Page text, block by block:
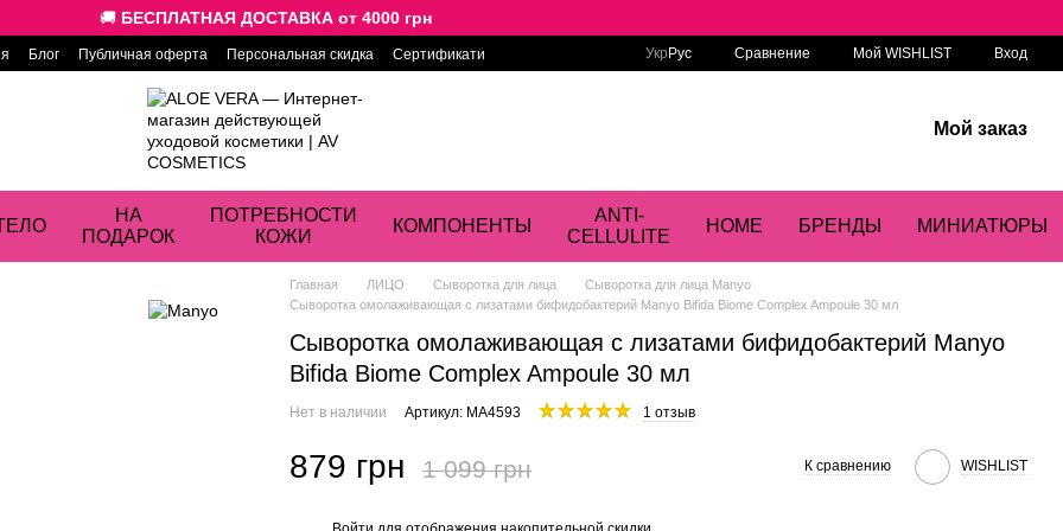
🚚 БЕСПЛАТНАЯ ДОСТАВКА от 4000 грн
Блог Публичная оферта Персональная скидка Сертификати Укр Рус Сравнение Мой WISHLIST Вход
Мой заказ
НА
ПОДАРОК
ПОТРЕБНОСТИ
КОЖИ
КОМПОНЕНТЫ
ANTI-
CELLULITE
HOME БРЕНДЫ МИНИАТЮРЫ
Главная ЛИЦО Сыворотка для лица
Сыворотка для лица Manyo
Сыворотка омолаживающая с лизатами бифидобактерий Manyo Bifida Biome Complex Ampoule 30 мл
Сыворотка омолаживающая с лизатами бифидобактерий Manyo
Bifida Biome Complex Ampoule 30 мл
Нет в наличии Артикул: MA4593 1 отзыв
879 грн 1 099 грн К сравнению WISHLIST